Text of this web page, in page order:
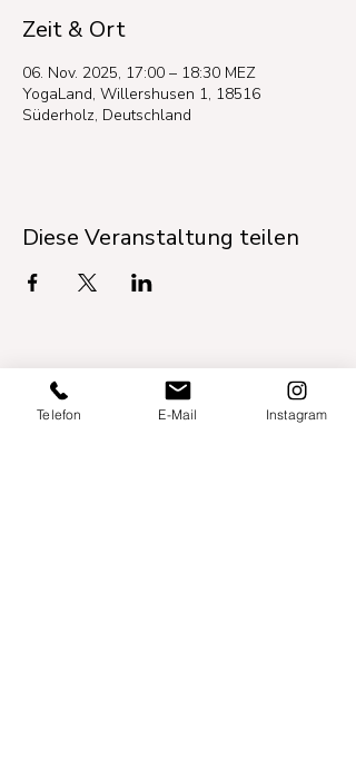
Zeit & Ort
06. Nov. 2025, 17:00 – 18:30 MEZ
YogaLand, Willershusen 1, 18516
Süderholz, Deutschland
Diese Veranstaltung teilen
Telefon E-Mail Instagram